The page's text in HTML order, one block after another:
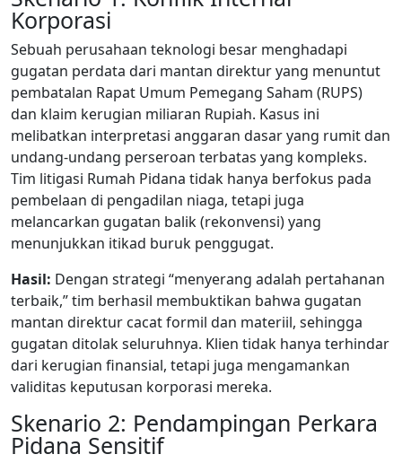
Korporasi
Sebuah perusahaan teknologi besar menghadapi
gugatan perdata dari mantan direktur yang menuntut
pembatalan Rapat Umum Pemegang Saham (RUPS)
dan klaim kerugian miliaran Rupiah. Kasus ini
melibatkan interpretasi anggaran dasar yang rumit dan
undang-undang perseroan terbatas yang kompleks.
Tim litigasi Rumah Pidana tidak hanya berfokus pada
pembelaan di pengadilan niaga, tetapi juga
melancarkan gugatan balik (rekonvensi) yang
menunjukkan itikad buruk penggugat.
Hasil: Dengan strategi “menyerang adalah pertahanan
terbaik,” tim berhasil membuktikan bahwa gugatan
mantan direktur cacat formil dan materiil, sehingga
gugatan ditolak seluruhnya. Klien tidak hanya terhindar
dari kerugian finansial, tetapi juga mengamankan
validitas keputusan korporasi mereka.
Skenario 2: Pendampingan Perkara
Pidana Sensitif